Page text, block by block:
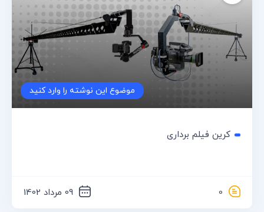
موضوع این نوشته را وارد کنید
کرین فیلم برداری
0 09 مرداد 1402